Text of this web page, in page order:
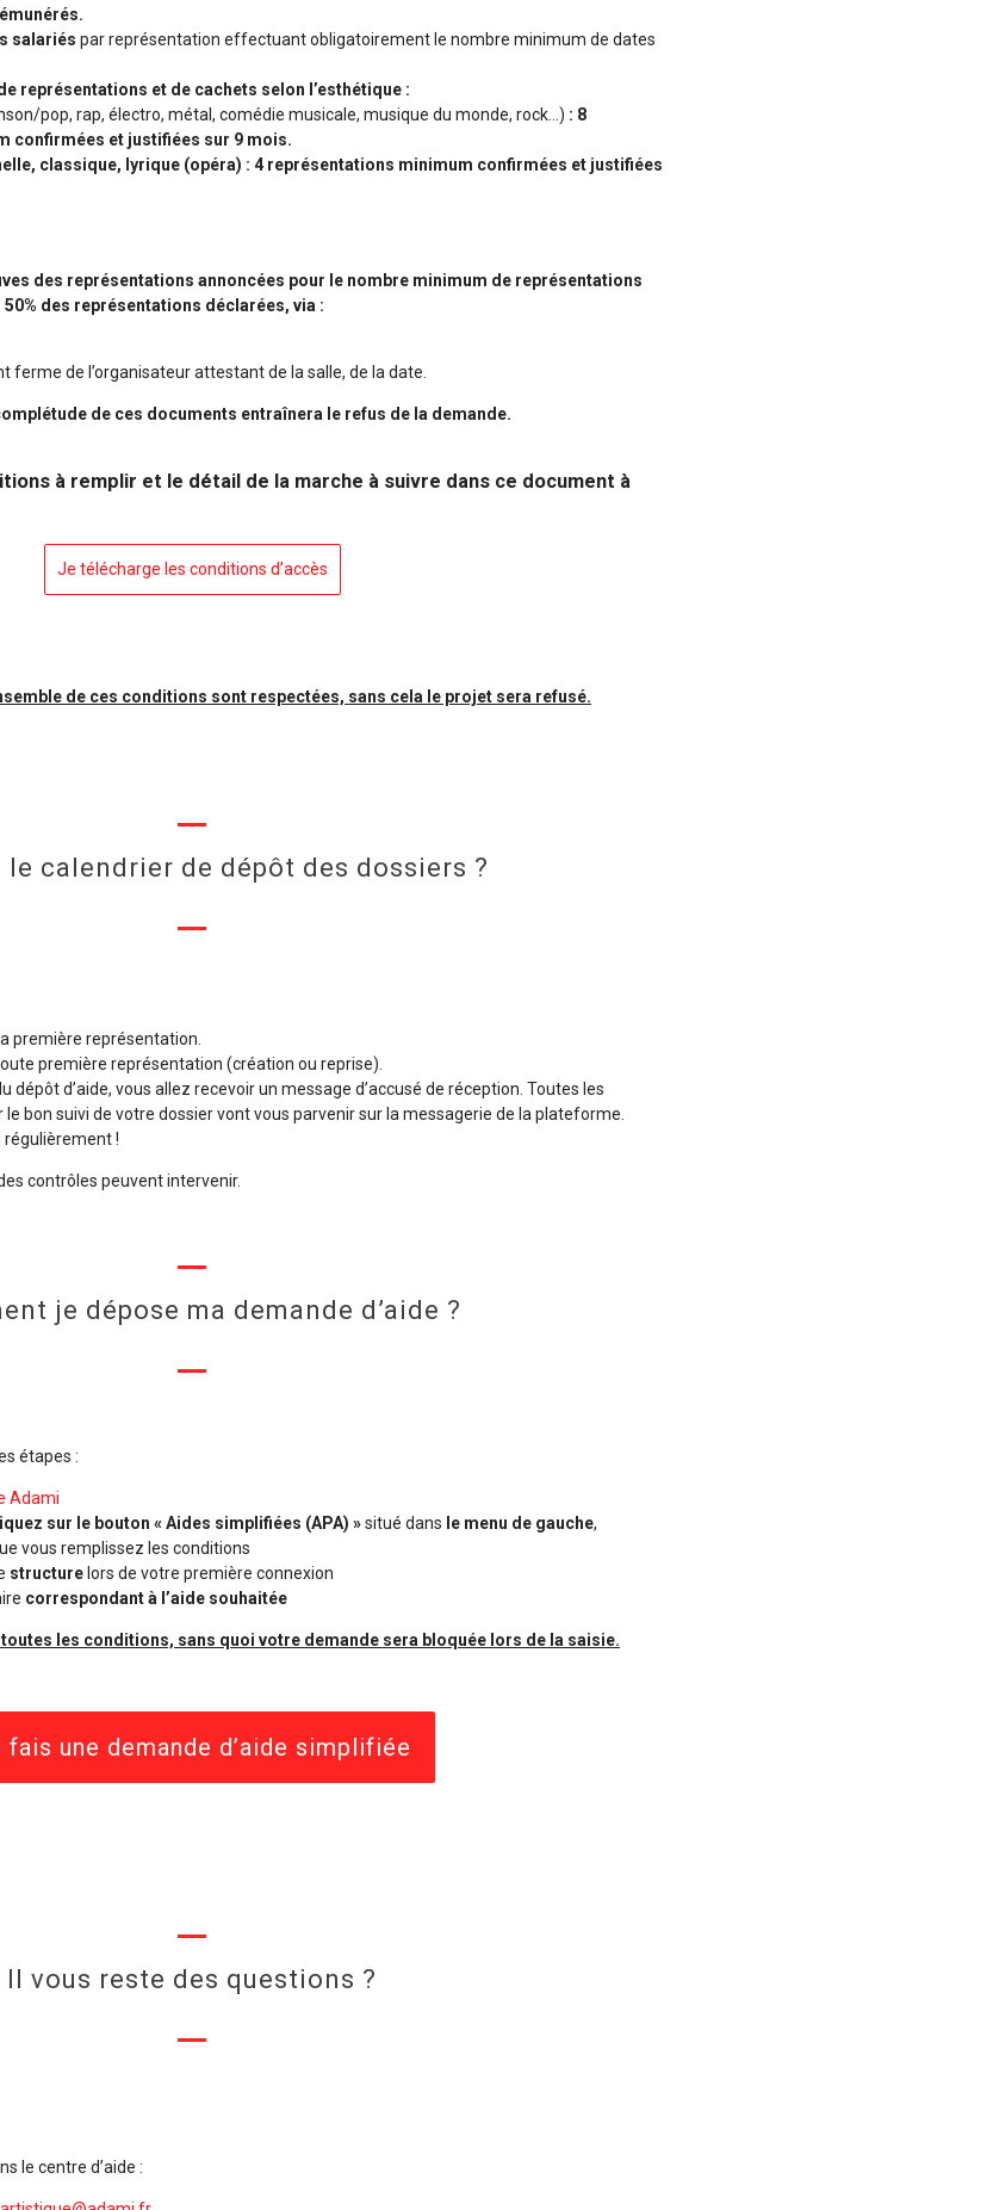
salariés par représentation effectuant obligatoirement le nombre minimum de dates
représentations et de cachets selon l’esthétique :
pop, rap, électro, métal, comédie musicale, musique du monde, rock…) : 8
confirmées et justifiées sur 9 mois.
classique, lyrique (opéra) : 4 représentations minimum confirmées et justifiées
des représentations annoncées pour le nombre minimum de représentations
des représentations déclarées, via :
ferme de l’organisateur attestant de la salle, de la date.
de ces documents entraînera le refus de la demande.
à remplir et le détail de la marche à suivre dans ce document à
Je télécharge les conditions d’accès
de ces conditions sont respectées, sans cela le projet sera refusé.
le calendrier de dépôt des dossiers ?
première représentation.
première représentation (création ou reprise).
dépôt d’aide, vous allez recevoir un message d’accusé de réception. Toutes les
bon suivi de votre dossier vont vous parvenir sur la messagerie de la plateforme.
régulièrement !
contrôles peuvent intervenir.
je dépose ma demande d’aide ?
étapes :
Adami
sur le bouton « Aides simplifiées (APA) »situé dans le menu de gauche,
vous remplissez les conditions
structure lors de votre première connexion
correspondant à l’aide souhaitée
les conditions, sans quoi votre demande sera bloquée lors de la saisie.
fais une demande d’aide simplifiée
Il vous reste des questions ?
le centre d’aide :